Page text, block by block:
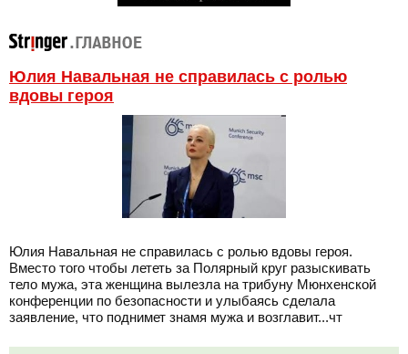
Юлия Навальная не справилась с ролью
вдовы героя
Юлия Навальная не справилась с ролью вдовы героя.
Вместо того чтобы лететь за Полярный круг разыскивать
тело мужа, эта женщина вылезла на трибуну Мюнхенской
конференции по безопасности и улыбаясь сделала
заявление, что поднимет знамя мужа и возглавит...чт